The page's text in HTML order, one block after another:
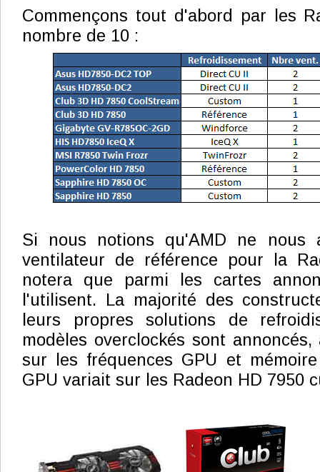
Commençons tout d'abord par les
nombre de 10 :
Si nous notions qu'AMD ne nous
ventilateur de référence pour la
notera que parmi les cartes
l'utilisent. La majorité des
leurs propres solutions de
modèles overclockés sont
sur les fréquences GPU et
GPU variait sur les Radeon HD 7950